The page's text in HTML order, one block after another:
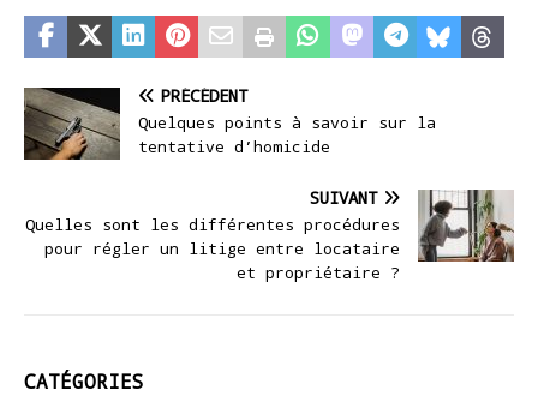
PRÉCÉDENT
Quelques points à savoir sur la
tentative d’homicide
SUIVANT
Quelles sont les différentes procédures
pour régler un litige entre locataire
et propriétaire ?
CATÉGORIES